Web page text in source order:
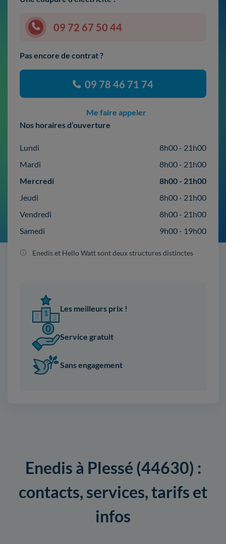
09 72 67 50 44
Pas encore de contrat ?
09 78 46 71 74
Me faire appeler
Nos horaires d’ouverture
Lundi
8h00 - 21h00
Mardi
8h00 - 21h00
Mercredi
8h00 - 21h00
Jeudi
8h00 - 21h00
Vendredi
8h00 - 21h00
Samedi
9h00 - 19h00
Enedis et Hello Watt sont deux structures distinctes
Les meilleurs prix !
Service gratuit
Sans engagement
Enedis à Plessé (44630) :
contacts, services, tarifs et
infos